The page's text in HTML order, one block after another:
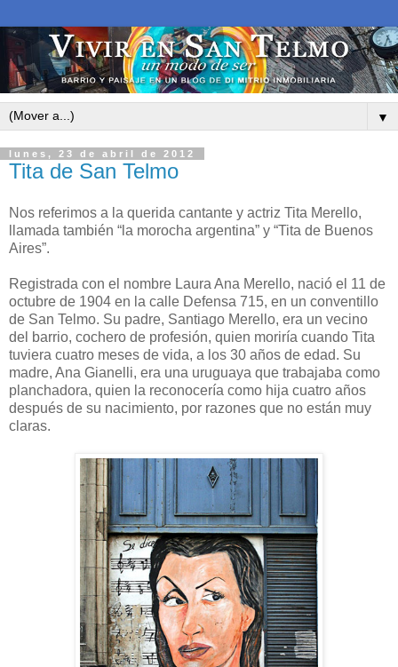
▼
lunes, 23 de abril de 2012
Tita de San Telmo
Nos referimos a la querida cantante y actriz Tita Merello,
llamada también “la morocha argentina” y “Tita de Buenos
Aires”.
Registrada con el nombre Laura Ana Merello, nació el 11 de
octubre de 1904 en la calle Defensa 715, en un conventillo
de San Telmo. Su padre, Santiago Merello, era un vecino
del barrio, cochero de profesión, quien moriría cuando Tita
tuviera cuatro meses de vida, a los 30 años de edad. Su
madre, Ana Gianelli, era una uruguaya que trabajaba como
planchadora, quien la reconocería como hija cuatro años
después de su nacimiento, por razones que no están muy
claras.